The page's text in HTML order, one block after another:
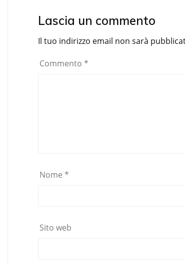
Lascia un commento
Il tuo indirizzo email non sarà
Commento *
Nome *
Sito web